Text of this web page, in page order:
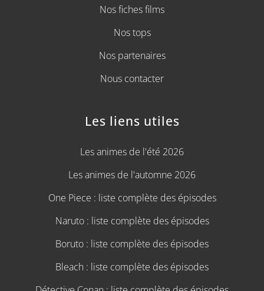
Nos fiches films
Nos tops
Nos partenaires
Nous contacter
Les liens utiles
Les animes de l'été 2026
Les animes de l'automne 2026
One Piece : liste complète des épisodes
Naruto : liste complète des épisodes
Boruto : liste complète des épisodes
Bleach : liste complète des épisodes